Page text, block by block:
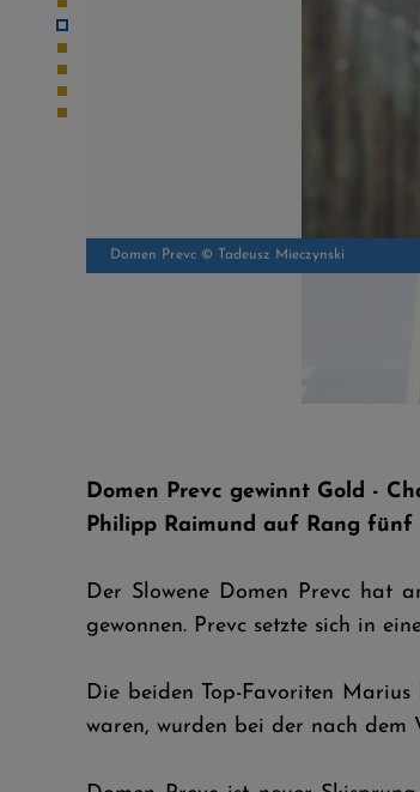
Domen Prevc gewinnt Gold -
Philipp Raimund auf Rang fünf
Der Slowene Domen Prevc hat
gewonnen. Prevc setzte sich in
Die beiden Top-Favoriten
waren, wurden bei der nach